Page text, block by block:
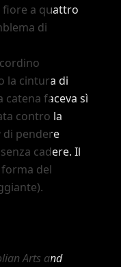
fiore a quattro
di
la cintura di
catena faceva sì
contro la
di pendere
cadere. Il
del
Arts and